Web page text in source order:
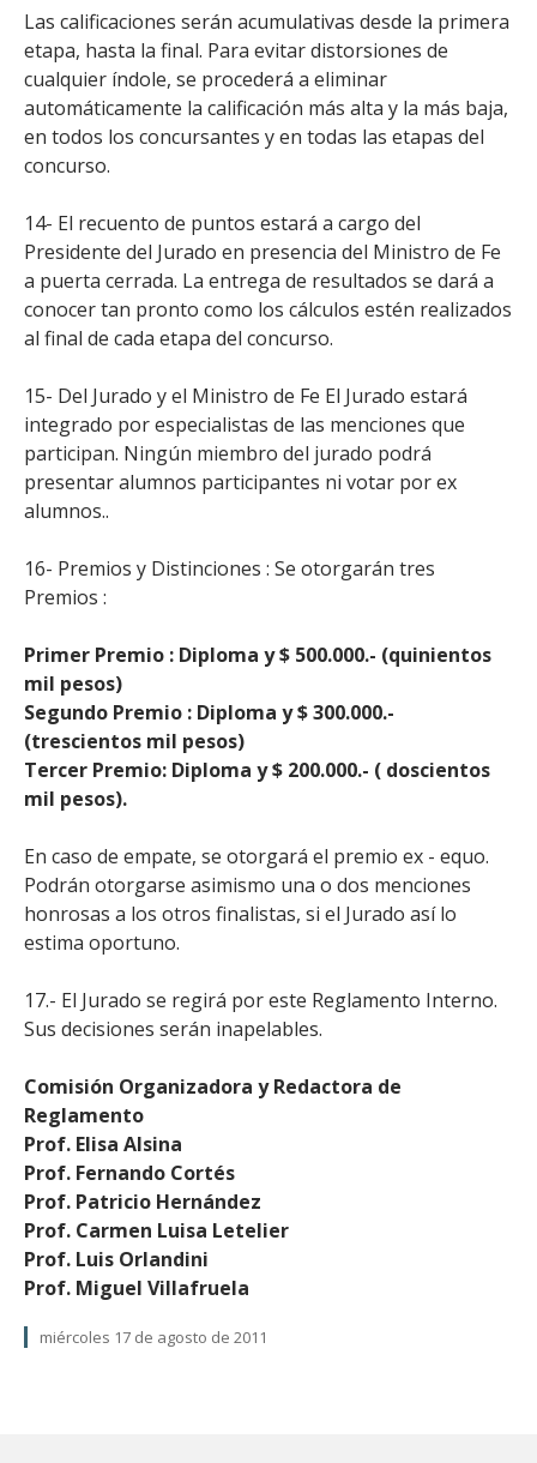
Las calificaciones serán acumulativas desde la primera
etapa, hasta la final. Para evitar distorsiones de
cualquier índole, se procederá a eliminar
automáticamente la calificación más alta y la más baja,
en todos los concursantes y en todas las etapas del
concurso.
14- El recuento de puntos estará a cargo del
Presidente del Jurado en presencia del Ministro de Fe
a puerta cerrada. La entrega de resultados se dará a
conocer tan pronto como los cálculos estén realizados
al final de cada etapa del concurso.
15- Del Jurado y el Ministro de Fe El Jurado estará
integrado por especialistas de las menciones que
participan. Ningún miembro del jurado podrá
presentar alumnos participantes ni votar por ex
alumnos..
16- Premios y Distinciones : Se otorgarán tres
Premios :
Primer Premio : Diploma y $ 500.000.- (quinientos
mil pesos)
Segundo Premio : Diploma y $ 300.000.-
(trescientos mil pesos)
Tercer Premio: Diploma y $ 200.000.- ( doscientos
mil pesos).
En caso de empate, se otorgará el premio ex - equo.
Podrán otorgarse asimismo una o dos menciones
honrosas a los otros finalistas, si el Jurado así lo
estima oportuno.
17.- El Jurado se regirá por este Reglamento Interno.
Sus decisiones serán inapelables.
Comisión Organizadora y Redactora de
Reglamento
Prof. Elisa Alsina
Prof. Fernando Cortés
Prof. Patricio Hernández
Prof. Carmen Luisa Letelier
Prof. Luis Orlandini
Prof. Miguel Villafruela
miércoles 17 de agosto de 2011